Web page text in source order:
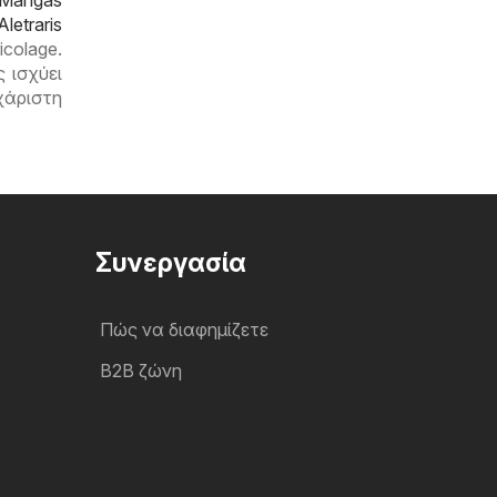
Συνεργασία
Πώς να διαφημίζετε
B2B ζώνη